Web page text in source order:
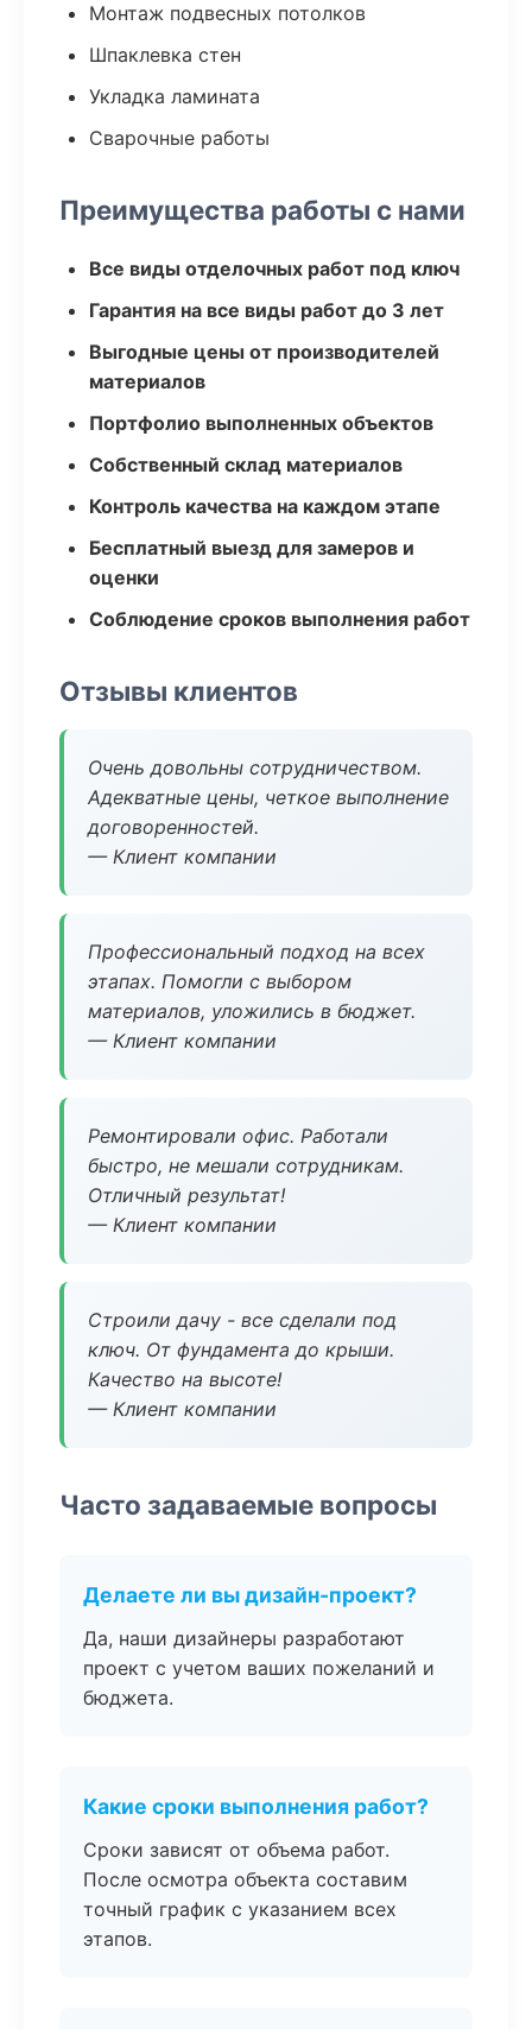
Монтаж подвесных потолков
Шпаклевка стен
Укладка ламината
Сварочные работы
Преимущества работы с нами
Все виды отделочных работ под ключ
Гарантия на все виды работ до 3 лет
Выгодные цены от производителей
материалов
Портфолио выполненных объектов
Собственный склад материалов
Контроль качества на каждом этапе
Бесплатный выезд для замеров и
оценки
Соблюдение сроков выполнения работ
Отзывы клиентов
Очень довольны сотрудничеством.
Адекватные цены, четкое выполнение
договоренностей.
— Клиент компании
Профессиональный подход на всех
этапах. Помогли с выбором
материалов, уложились в бюджет.
— Клиент компании
Ремонтировали офис. Работали
быстро, не мешали сотрудникам.
Отличный результат!
— Клиент компании
Строили дачу - все сделали под
ключ. От фундамента до крыши.
Качество на высоте!
— Клиент компании
Часто задаваемые вопросы
Делаете ли вы дизайн-проект?
Да, наши дизайнеры разработают
проект с учетом ваших пожеланий и
бюджета.
Какие сроки выполнения работ?
Сроки зависят от объема работ.
После осмотра объекта составим
точный график с указанием всех
этапов.